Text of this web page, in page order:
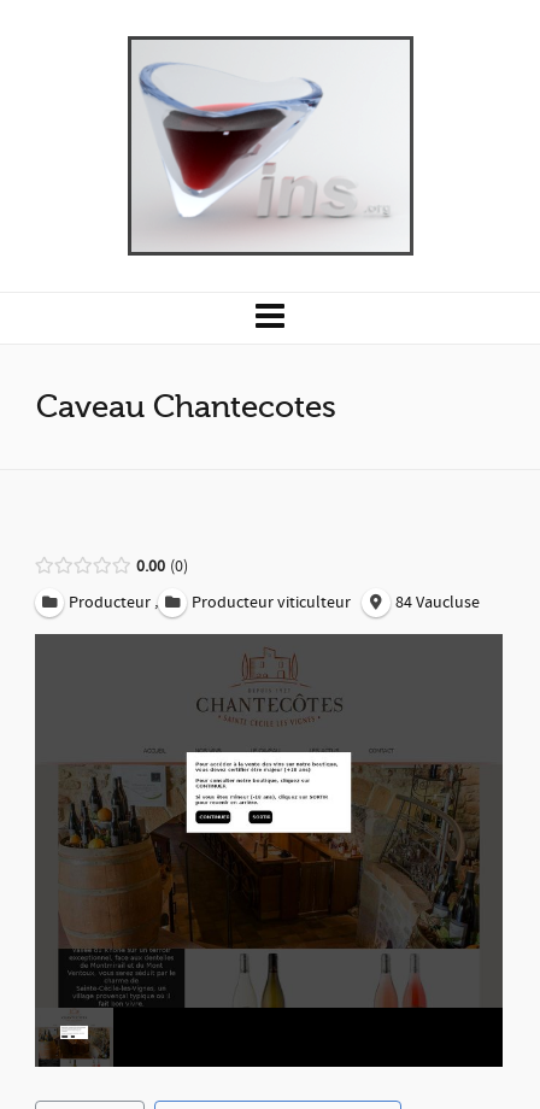
Caveau Chantecotes
0.00 0
Producteur , Producteur viticulteur 84 Vaucluse